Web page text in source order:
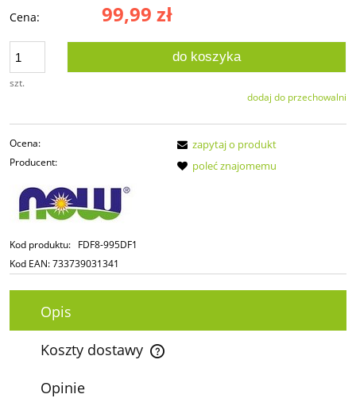
Cena: 99,99 zł
szt.
do koszyka
dodaj do przechowalni
Ocena:
Producent:
Kod produktu: FDF8-995DF1
Kod EAN:733739031341
zapytaj o produkt
poleć znajomemu
Opis
Koszty dostawy
Cena nie zawiera ewentualnych kosztów płatności
Opinie